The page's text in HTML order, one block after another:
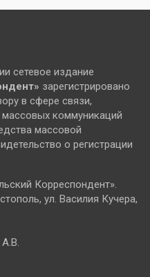
сетевое издание
зарегистрировано
в сфере связи,
коммуникаций
массовой
о регистрации
Корреспондент».
ул. Василия Кучера,